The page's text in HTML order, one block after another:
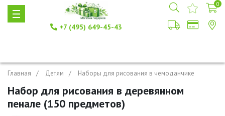
+7 (495) 649-45-43
0
Главная Детям Наборы для рисования в чемоданчике
Набор для рисования в деревянном
пенале (150 предметов)